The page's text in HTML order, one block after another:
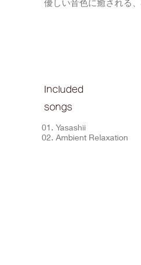
優しい音色に癒される
Included
songs
01. Yasashii
02. Ambient Relaxation